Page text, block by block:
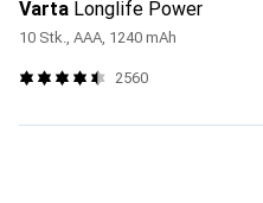
Varta Longlife Power
10 Stk., AAA, 1240 mAh
2560